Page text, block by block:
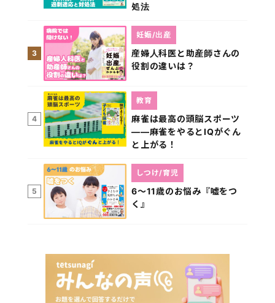
処法
3
産婦人科医と助産師さんの
役割の違いは？
妊娠/出産
4
麻雀は最高の頭脳スポーツ
――麻雀をやるとIQがぐん
と上がる！
教育
5
6～11歳のお悩み『嘘をつ
く』
しつけ/育児